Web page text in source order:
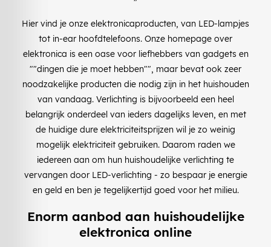
"
Hier vind je onze elektronicaproducten, van LED-lampjes
tot in-ear hoofdtelefoons. Onze homepage over
elektronica is een oase voor liefhebbers van gadgets en
""dingen die je moet hebben"", maar bevat ook zeer
noodzakelijke producten die nodig zijn in het huishouden
van vandaag. Verlichting is bijvoorbeeld een heel
belangrijk onderdeel van ieders dagelijks leven, en met
de huidige dure elektriciteitsprijzen wil je zo weinig
mogelijk elektriciteit gebruiken. Daarom raden we
iedereen aan om hun huishoudelijke verlichting te
vervangen door LED-verlichting - zo bespaar je energie
en geld en ben je tegelijkertijd goed voor het milieu.
Enorm aanbod aan huishoudelijke
elektronica online